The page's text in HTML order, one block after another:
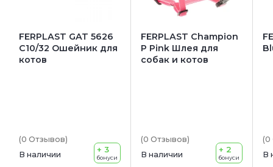
FERPLAST GAT 5626
C10/32 Ошейник для
котов
(0 Отзывов)
В наличии
+ 3
бонуси
FERPLAST Champion
P Pink Шлея для
собак и котов
(0 Отзывов)
В наличии
+ 2
бонуси
(0
В